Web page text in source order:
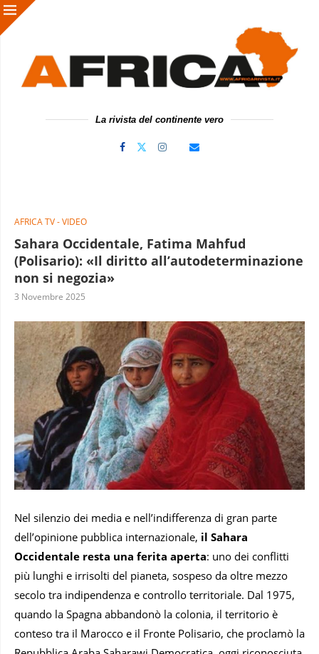
La rivista del continente vero
AFRICA TV - VIDEO
Sahara Occidentale, Fatima Mahfud
(Polisario): «Il diritto all’autodeterminazione
non si negozia»
3 Novembre 2025
Nel silenzio dei media e nell’indifferenza di gran parte
dell’opinione pubblica internazionale, il Sahara
Occidentale resta una ferita aperta: uno dei conflitti
più lunghi e irrisolti del pianeta, sospeso da oltre mezzo
secolo tra indipendenza e controllo territoriale. Dal 1975,
quando la Spagna abbandonò la colonia, il territorio è
conteso tra il Marocco e il Fronte Polisario, che proclamò la